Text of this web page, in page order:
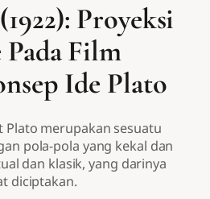
Proyeksi
Film
Ide Plato
Plato merupakan sesuatu
pola-pola yang kekal dan
dan klasik, yang darinya
diciptakan.